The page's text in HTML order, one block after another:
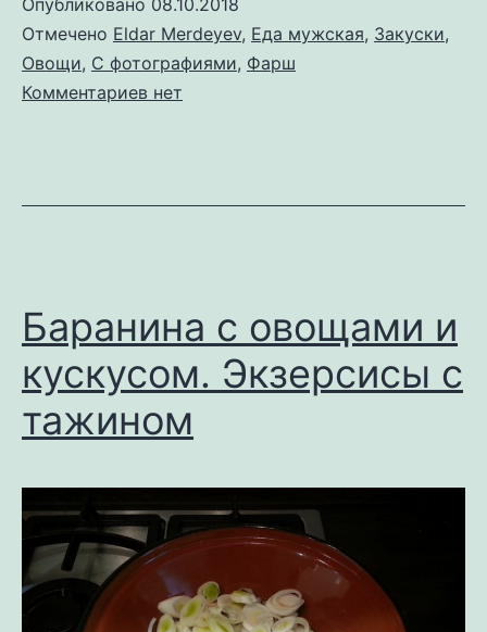
Отмечено Eldar Merdeyev, Еда мужская, Закуски,
Овощи, С фотографиями, Фарш
Комментариев кнет
Баранина с овощами и
кускусом. Экзерсисы с
тажином